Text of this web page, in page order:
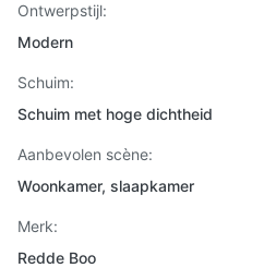
Ontwerpstijl:
Modern
Schuim:
Schuim met hoge dichtheid
Aanbevolen scène:
Woonkamer, slaapkamer
Merk:
Redde Boo